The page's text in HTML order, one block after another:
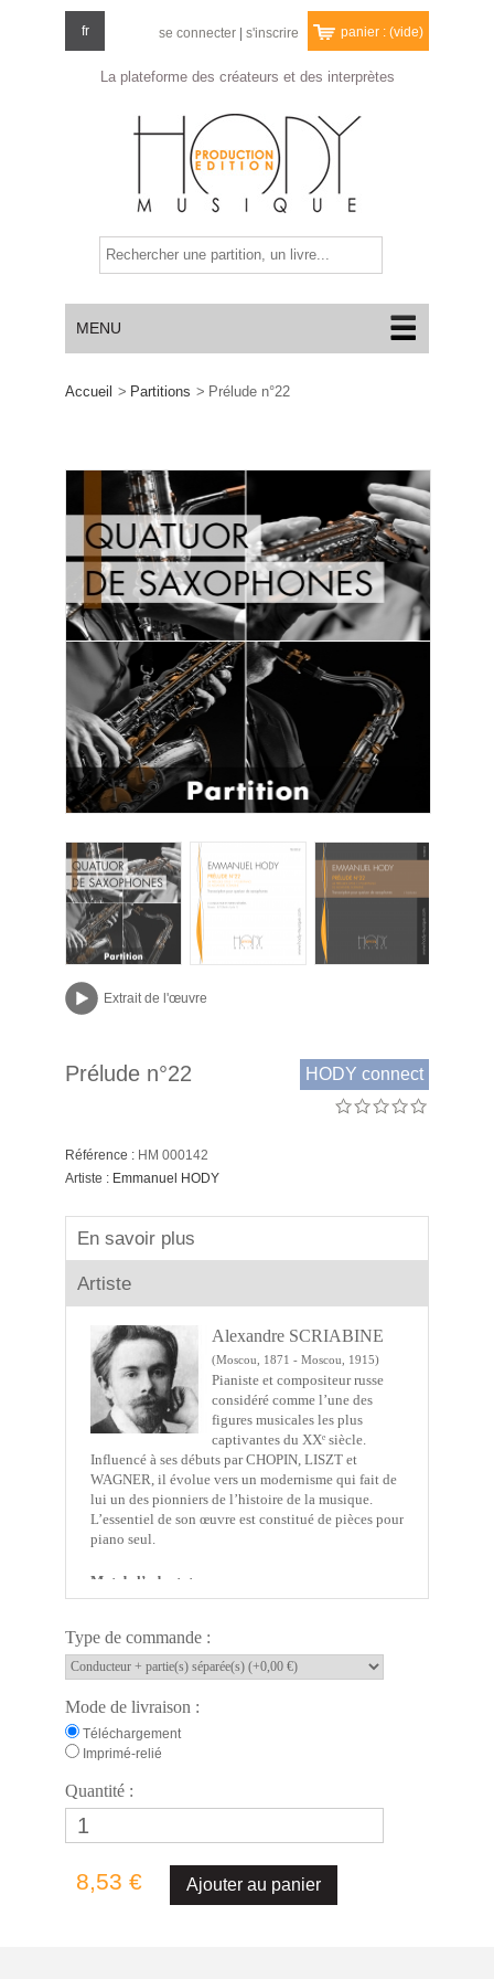
La plateforme des créateurs et des interprètes
fr se connecter s'inscrire panier : (vide)
MENU
Accueil > Partitions > Prélude n°22
Extrait de l'œuvre
Prélude n°22 HODY connect
Référence : HM 000142
Artiste : Emmanuel HODY
En savoir plus
Artiste
Alexandre SCRIABINE
(Moscou, 1871 - Moscou, 1915)
Pianiste et compositeur russe
considéré comme l’une des
figures musicales les plus
captivantes du XXᵉ siècle.
Influencé à ses débuts par CHOPIN, LISZT et
WAGNER, il évolue vers un modernisme qui fait de
lui un des pionniers de l’histoire de la musique.
L’essentiel de son œuvre est constitué de pièces pour
piano seul.
Mot de l’adaptateur
« Il m’a semblé que le caractère sombre et pessimiste
timbres chatoyants du saxophone et à la sensualité
harmonique de son quatuor. Si la mélodie principale
est confiée naturellement au saxophone soprano, le
baryton soutien l’ensemble avec une progression
adapter pour éprouver la sensibilité des jeunes
musiciens de niveau cycle 1 !
Les vingt-quatre préludes pour piano de
SCRIABINE ont été composés entre 1888 et 1896
et à ses vingt-quatre célèbres préludes écrits
Emmanuel
Type de commande :
Mode de livraison :
Téléchargement
Imprimé-relié
Quantité :
8,53 €